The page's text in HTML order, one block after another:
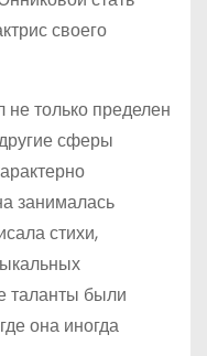
своего
только пределен
сферы
занималась
стихи,
таланты были
она иногда